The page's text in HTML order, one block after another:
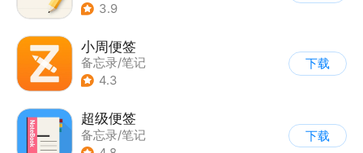
3.9
小周便签
备忘录/笔记
4.3
下载
超级便签
备忘录/笔记
下载